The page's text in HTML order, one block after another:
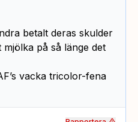
betalt deras skulder
på så länge det
vacka tricolor-fena